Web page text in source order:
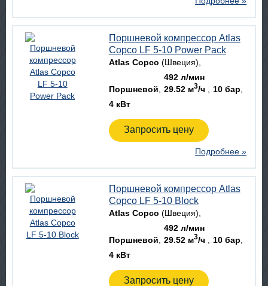
Поршневой компрессор Atlas
Copco LF 5-10 Power Pack
Atlas Copco (Швеция)
Поршневой
492 л/мин
29.52 м3/ч
10 бар
4 кВт
Запросить цену
Подробнее »
Поршневой компрессор Atlas
Copco LF 5-10 Block
Atlas Copco (Швеция)
Поршневой
492 л/мин
29.52 м3/ч
10 бар
4 кВт
Запросить цену